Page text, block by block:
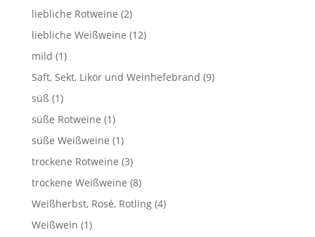
liebliche Rotweine (2)
liebliche Weißweine (12)
mild (1)
Saft, Sekt, Likör und Weinhefebrand (9)
süß (1)
süße Rotweine (1)
süße Weißweine (1)
trockene Rotweine (3)
trockene Weißweine (8)
Weißherbst, Rosé, Rotling (4)
Weißwein (1)